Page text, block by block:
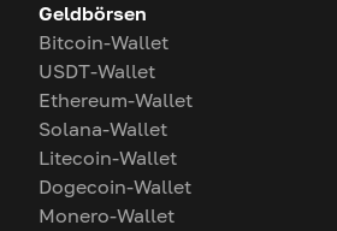
Geldbörsen
Bitcoin-Wallet
USDT-Wallet
Ethereum-Wallet
Solana-Wallet
Litecoin-Wallet
Dogecoin-Wallet
Monero-Wallet